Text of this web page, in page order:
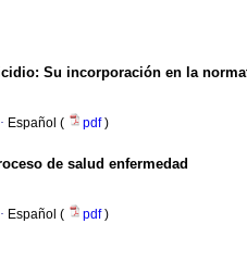
: Su incorporación en la
· Español ( pdf)
de salud enfermedad
· Español ( pdf)